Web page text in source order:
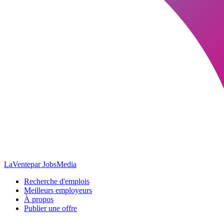
LaVentepar JobsMedia
Recherche d'emplois
Meilleurs employeurs
À propos
Publier une offre